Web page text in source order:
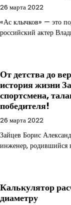
26 марта 2022
«Ас клычков» — это
российский актер
От детства до
история жизни
спортсмена,
победителя!
26 марта 2022
Зайцев Борис
инженер, родившийся
Калькулятор
диаметру